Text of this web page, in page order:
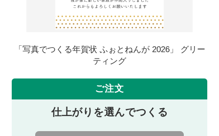
「写真でつくる年賀状 ふぉとねんが 2026」 グリー
ティング
ご注文
仕上がりを選んでつくる